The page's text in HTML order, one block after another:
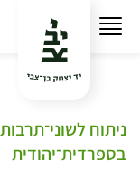
ניתוח
בספרדית־יהודית